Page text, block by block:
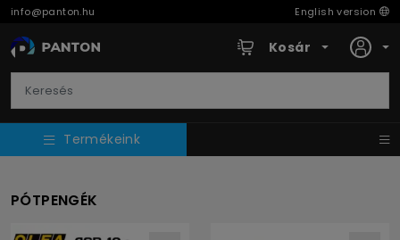
info@panton.hu English version
Kosár
Termékeink
PÓTPENGÉK